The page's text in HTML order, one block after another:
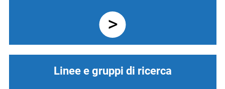
Linee e gruppi di ricerca